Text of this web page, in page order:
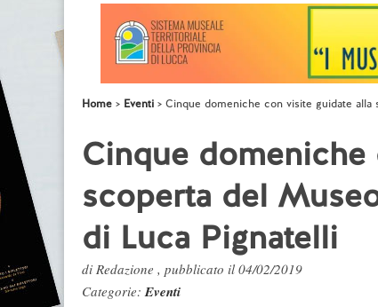
Home Eventi Cinque domeniche con visite guidate alla
Cinque
scoperta del
di Luca Pignatelli
di Redazione , pubblicato il 04/02/2019
Categorie:Eventi